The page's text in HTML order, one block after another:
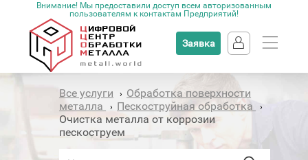
Внимание! Мы предоставили доступ всем авторизованным
пользователям к контактам Предприятий!
Заявка
Все услуги › Обработка поверхности
металла
› Пескоструйная обработка ›
Очистка металла от коррозии
пескоструем